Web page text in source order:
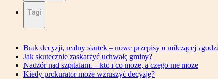
Tagi
Brak decyzji, realny skutek – nowe przepisy o milczącej
Jak skutecznie zaskarżyć uchwałę gminy?
Nadzór nad szpitalami – kto i co może, a czego nie może
Kiedy prokurator może wzruszyć decyzję?